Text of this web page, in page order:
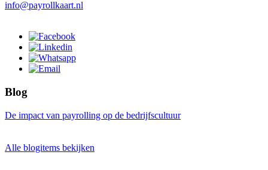
info@payrollkaart.nl
Blog
De impact van payrolling op de bedrijfscultuur
Alle blogitems bekijken